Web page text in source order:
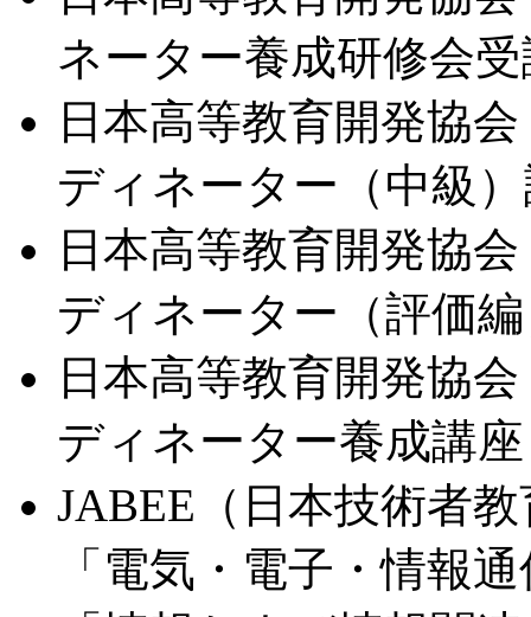
ネーター養成研修会
日本高等教育開発協
ディネーター（中級
日本高等教育開発協
ディネーター（評価
日本高等教育開発協
ディネーター養成講
JABEE（日本技術者
「電気・電子・情報